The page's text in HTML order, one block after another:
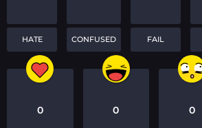
HATE CONFUSED FAIL
0 0 0